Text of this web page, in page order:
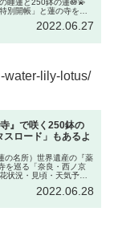
睡蓮と250鉢の蓮🪷💫
別開帳」と蓮の寺を巡
2022.06.27
water-lily-lotus/
』で咲く250鉢の
ロード」もあるよ
の名所）世界遺産の『薬
を巡る「奈良・西ノ京
状況・見頃・天気予
2022.06.28